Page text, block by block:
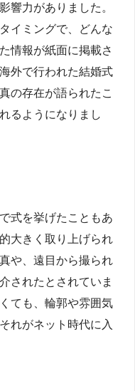
響力がありました。
イミングで、どんな
情報が紙面に掲載さ
外で行われた結婚式
の存在が語られたこ
るようになりまし
式を挙げたこともあ
大きく取り上げられ
や、遠目から撮られ
されたとされていま
ても、輪郭や雰囲気
れがネット時代に入